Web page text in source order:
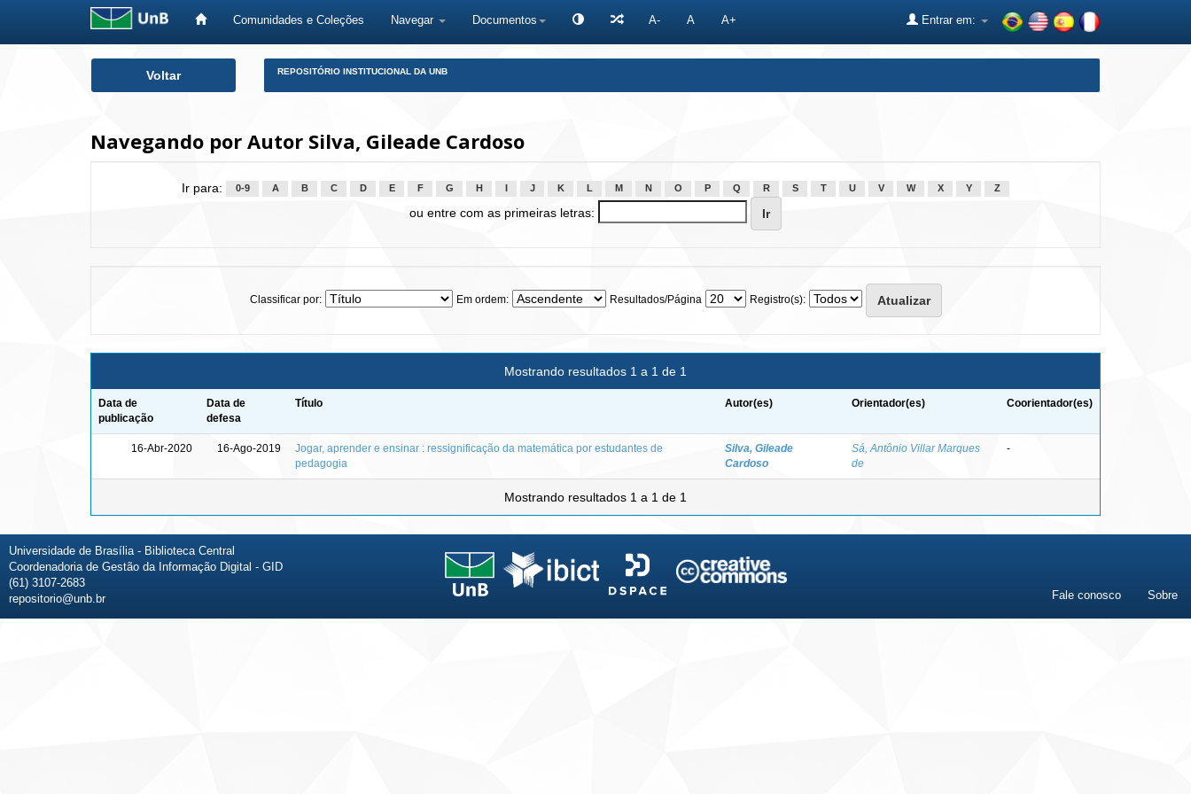
Comunidades e Coleções Navegar Documentos A- A A+ Entrar em:
Voltar REPOSITÓRIO INSTITUCIONAL DA UNB
Navegando por Autor Silva, Gileade Cardoso
Ir para: 0-9 A B C D E F G H J K L M N O P Q R S T U V W X Y Z
ou entre com as primeiras letras:
Classificar por: Em ordem: Resultados/Página Registro(s):
Mostrando resultados 1 a 1 de 1
Data de
publicação
Data de
defesa
Título Autor(es) Orientador(es) Coorientador(es)
16-Abr-2020 16-Ago-2019
Jogar, aprender e ensinar : ressignificação da matemática por estudantes de
pedagogia
Silva, Gileade
Cardoso
Sá, Antônio Villar Marques
de
-
Mostrando resultados 1 a 1 de 1
Universidade de Brasília - Biblioteca Central
Coordenadoria de Gestão da Informação Digital - GID
(61) 3107-2683
repositorio@unb.br
Fale conosco Sobre